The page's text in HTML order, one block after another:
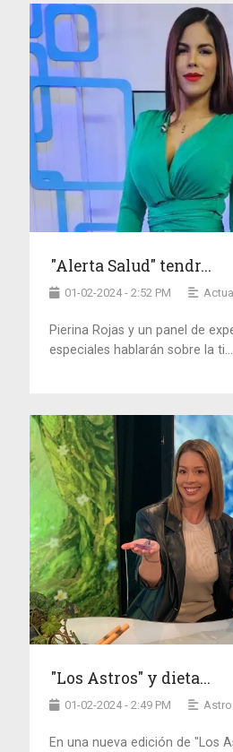
"Alerta Salud" tendr...
01-02-2024 - 2:52 PM
Pierina Rojas y un panel de
especiales hablarán sobre la ti...
"Los Astros" y dieta...
01-02-2024 - 2:49 PM
En una nueva edición de "Los